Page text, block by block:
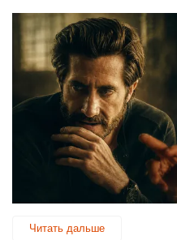
Читать дальше